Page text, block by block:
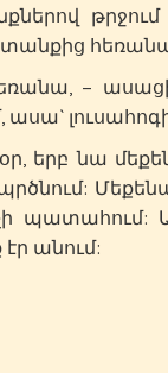
հեռանալ
–
ասա`
երբ նա
չի
անում: